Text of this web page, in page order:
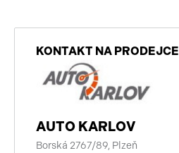
centrální zamykání
start-stop systém
KONTAKT NA PRODEJCE
AUTO KARLOV
Borská 2767/89, Plzeň